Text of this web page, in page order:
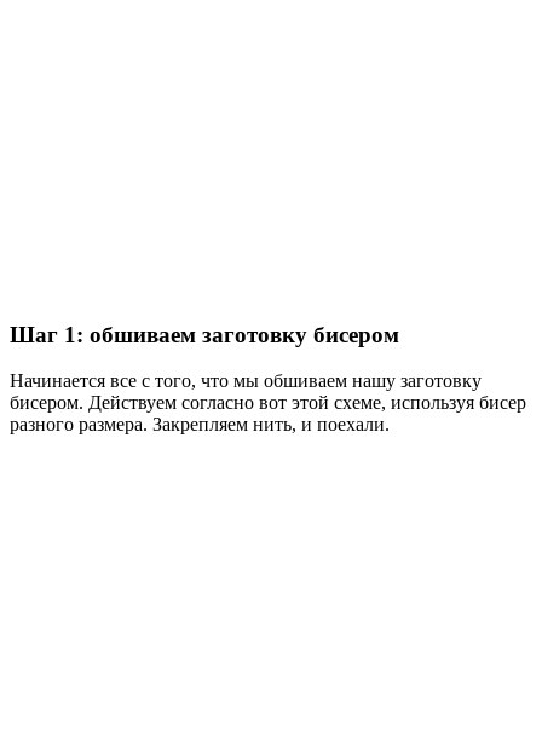
Шаг 1: обшиваем заготовку бисером
Начинается все с того, что мы обшиваем нашу заготовку
бисером. Действуем согласно вот этой схеме, используя бисер
разного размера. Закрепляем нить, и поехали.